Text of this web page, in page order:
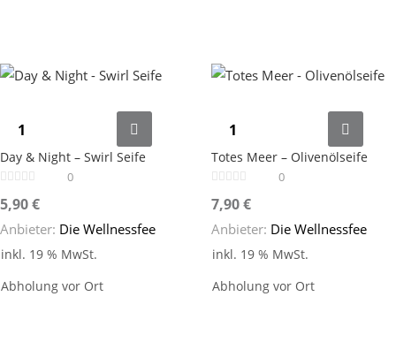
Day & Night – Swirl Seife
0
5,90€
Anbieter: Die Wellnessfee
inkl. 19 % MwSt.
Abholung vor Ort
Totes Meer – Olivenölseife
0
7,90€
Anbieter: Die Wellnessfee
inkl. 19 % MwSt.
Abholung vor Ort